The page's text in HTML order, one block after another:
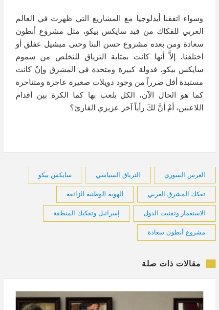
وسواء اتفقنا أيدلوجيا مع المشاريع التي ظهرت في العالم
العربي للفكاك من قيد سايكس بيكو، مثل مشروع أنطون
سعادة ومن بعده مشروع حسن البنا وحتى ميشيل عفلق أو
اختلفنا، إلاَّ أنها كانت بمثابة الترياق للتخلص من سموم
سايكس بيكو، فدولة كبيرة ومتحدة في المشرق وإنْ كانت
مستبدة أقل ضرراً من وجود دويلات صغيرة عاجزة ومتناحرة
كما هو الحال الآن، الكل يلعب بها كما الكرة بين أقدام
اللاعبين، أمْ أنَّ لكَ رأياً آخر عزيزي القارئ؟
العرس السوري الترياق السياسي سايكس بيكو
تفكك المشرق العربي الهوية الوطنية الزائفة
الاستعمار وتفتيت الدول إسرائيل وتفكيك المنطقة
مشروع أنطون سعادة
مقالات ذات صلة